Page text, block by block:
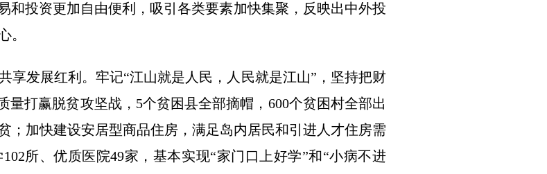
和投资更加自由便利，吸引各类要素加快集聚，反映出中外投
。
享发展红利。牢记“江山就是人民，人民就是江山”，坚持把财
量打赢脱贫攻坚战，5个贫困县全部摘帽，600个贫困村全部出
；加快建设安居型商品住房，满足岛内居民和引进人才住房需
所、优质医院49家，基本实现“家门口上好学”和“小病不进